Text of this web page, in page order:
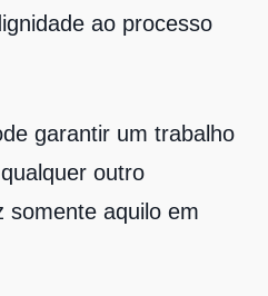
ao processo
garantir um trabalho
outro
somente aquilo em